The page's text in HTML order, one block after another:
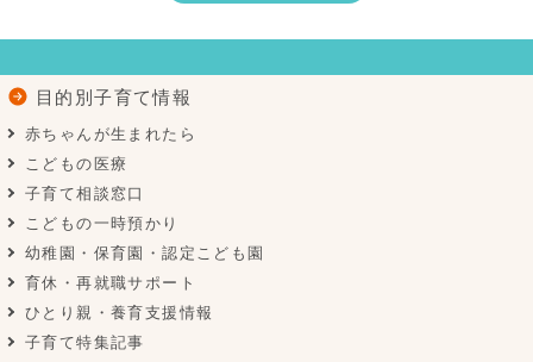
目的別子育て情報
赤ちゃんが生まれたら
こどもの医療
子育て相談窓口
こどもの一時預かり
幼稚園・保育園・認定こども園
育休・再就職サポート
ひとり親・養育支援情報
子育て特集記事